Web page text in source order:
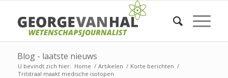
Blog - laatste nieuws
U bevindt zich hier: Home / Artikelen / Korte berichten /
Trilstraal maakt medische isotopen